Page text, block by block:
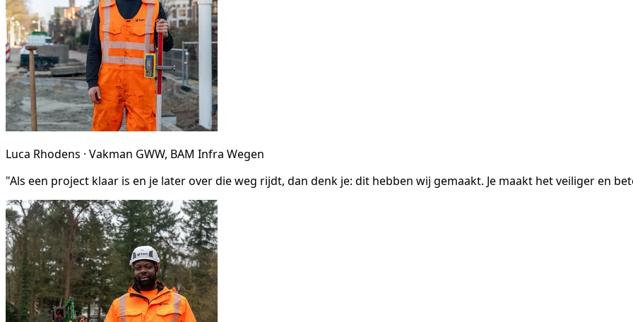
Luca Rhodens · Vakman GWW, BAM Infra Wegen
"Als een project klaar is en je later over die weg rijdt, dan denk je: dit hebben wij gemaakt. Je maakt het veiliger en